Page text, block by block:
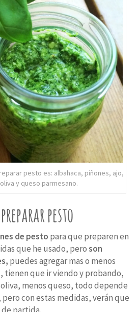
pesto es: albahaca, piñones, ajo,
y queso parmesano.
pesto
de pesto para que preparen en
que he usado, peroson
puedes agregar mas o menos
tienen que ir viendo y probando,
menos queso, todo depende
con estas medidas, verán que
partida.